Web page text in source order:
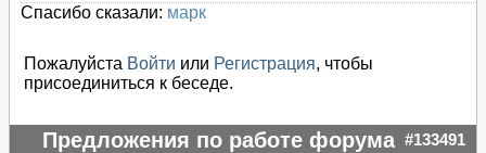
Спасибо сказали: марк
Пожалуйста Войти или Регистрация, чтобы
присоединиться к беседе.
Предложения по работе форума #133491